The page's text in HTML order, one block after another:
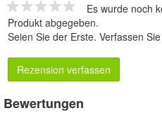
Es wurde noch
Produkt abgegeben.
Seien Sie der Erste. Verfassen
Rezension verfassen
Bewertungen